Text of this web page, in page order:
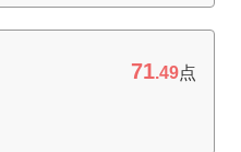
71.49点